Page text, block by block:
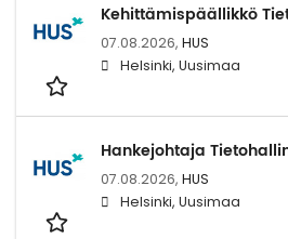
Kehittämispäällikkö
07.08.2026, HUS
Helsinki, Uusimaa
Hankejohtaja
07.08.2026, HUS
Helsinki, Uusimaa